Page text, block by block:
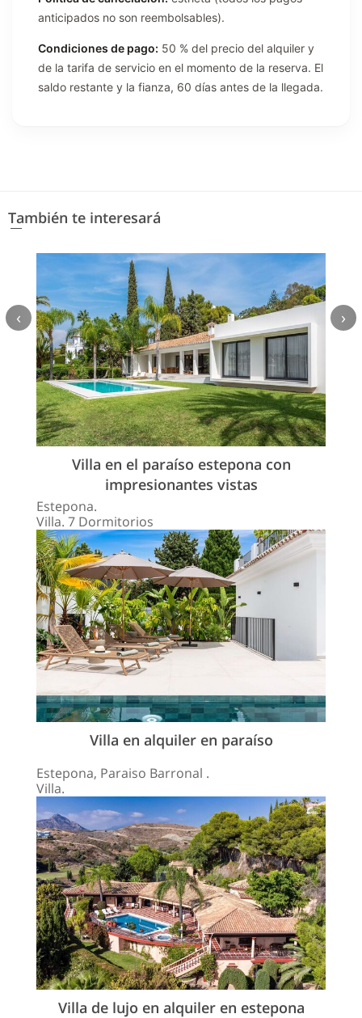
anticipados no son reembolsables).
Condiciones de pago: 50 % del precio del alquiler y
de la tarifa de servicio en el momento de la reserva. El
saldo restante y la fianza, 60 días antes de la llegada.
También te interesará
Villa en el paraíso estepona con
impresionantes vistas
Estepona.
Villa. 7 Dormitorios
Villa en alquiler en paraíso
Estepona, Paraiso Barronal .
Villa.
Villa de lujo en alquiler en estepona
‹ ›